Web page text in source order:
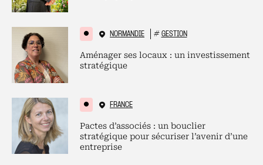
NORMANDIE # GESTION
Aménager ses locaux : un investissement
stratégique
FRANCE
Pactes d’associés : un bouclier
stratégique pour sécuriser l’avenir d’une
entreprise